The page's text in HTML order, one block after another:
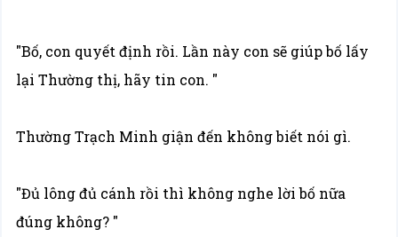
"Bố, con quyết định rồi. Lần này con sẽ giúp bố lấy
lại Thường thị, hãy tin con. "
Thường Trạch Minh giận đến không biết nói gì.
"Đủ lông đủ cánh rồi thì không nghe lời bố nữa
đúng không? "